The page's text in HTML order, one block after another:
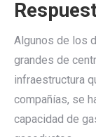
Algunos de los
grandes de
infraestructura
compañías, se
capacidad de